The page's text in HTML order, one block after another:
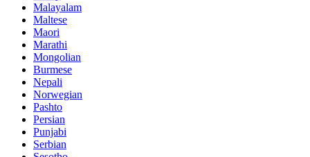
Malayalam
Maltese
Maori
Marathi
Mongolian
Burmese
Nepali
Norwegian
Pashto
Persian
Punjabi
Serbian